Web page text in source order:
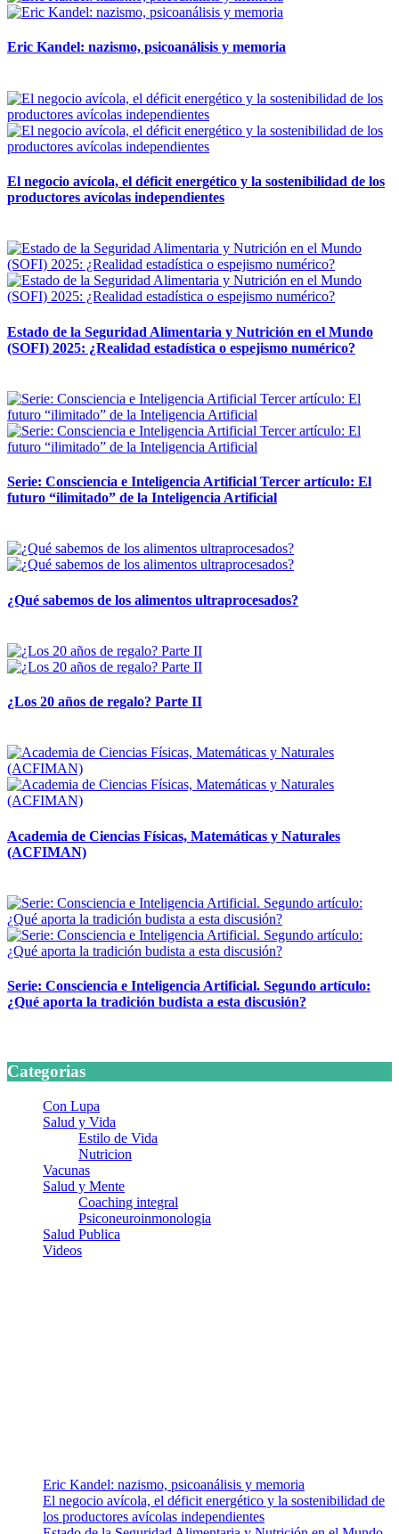
Eric Kandel: nazismo, psicoanálisis y memoria
El negocio avícola, el déficit energético y la sostenibilidad de los
productores avícolas independientes
Estado de la Seguridad Alimentaria y Nutrición en el Mundo
(SOFI) 2025: ¿Realidad estadística o espejismo numérico?
Serie: Consciencia e Inteligencia Artificial Tercer artículo: El
futuro “ilimitado” de la Inteligencia Artificial
¿Qué sabemos de los alimentos ultraprocesados?
¿Los 20 años de regalo? Parte II
Academia de Ciencias Físicas, Matemáticas y Naturales
(ACFIMAN)
Serie: Consciencia e Inteligencia Artificial. Segundo artículo:
¿Qué aporta la tradición budista a esta discusión?
Categorias
Con Lupa
Salud y Vida
Estilo de Vida
Nutricion
Vacunas
Salud y Mente
Coaching integral
Psiconeuroinmonologia
Salud Publica
Videos
Eric Kandel: nazismo, psicoanálisis y memoria
El negocio avícola, el déficit energético y la sostenibilidad de
los productores avícolas independientes